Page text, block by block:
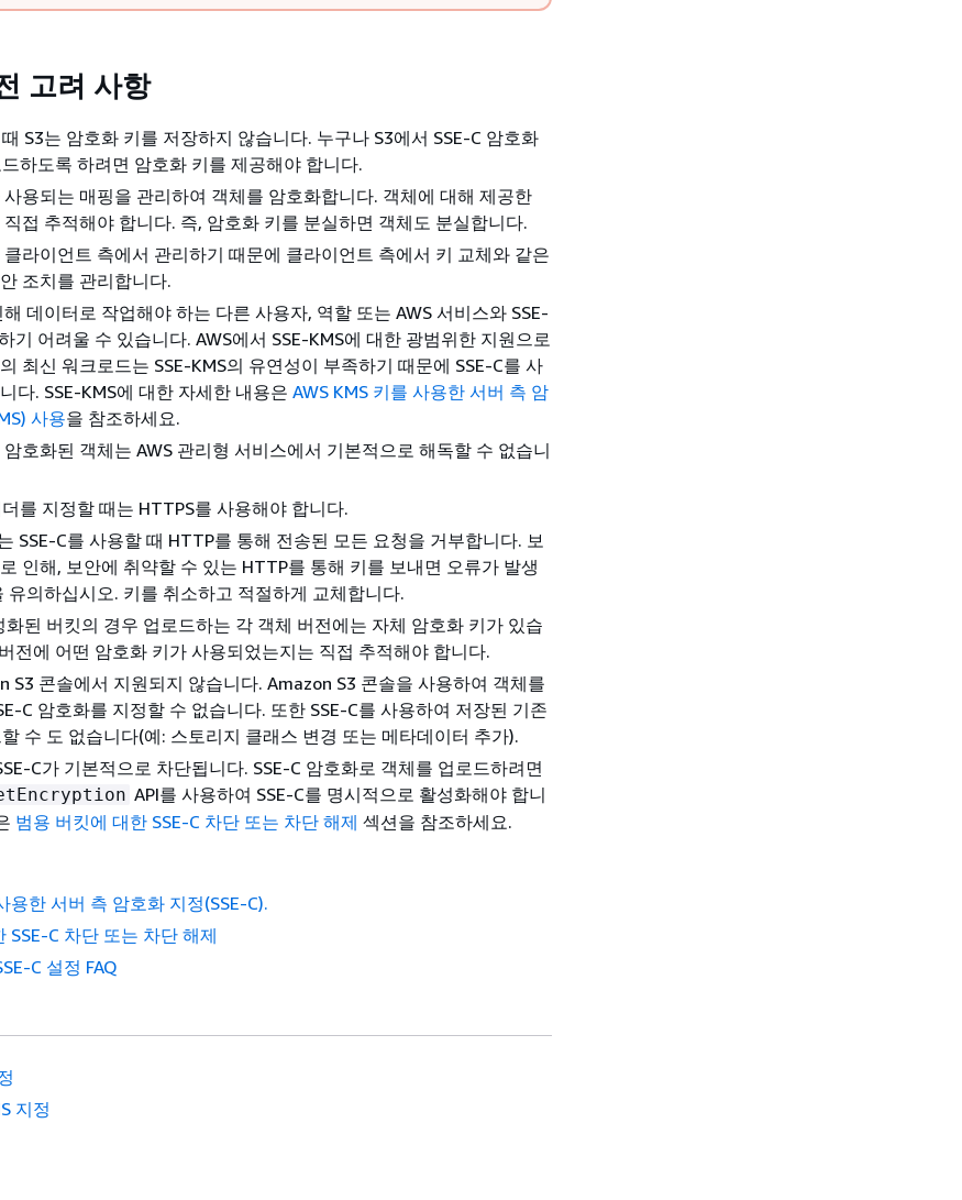
고려 사항
S3는 암호화 키를 저장하지 않습니다. 누구나 S3에서 SSE-C 암호화
하도록 하려면 암호화 키를 제공해야 합니다.
용되는 매핑을 관리하여 객체를 암호화합니다. 객체에 대해 제공한
접 추적해야 합니다. 즉, 암호화 키를 분실하면 객체도 분실합니다.
라이언트 측에서 관리하기 때문에 클라이언트 측에서 키 교체와 같은
조치를 관리합니다.
데이터로 작업해야 하는 다른 사용자, 역할 또는 AWS 서비스와 SSE-
기 어려울 수 있습니다. AWS에서 SSE-KMS에 대한 광범위한 지원으로
최신 워크로드는 SSE-KMS의 유연성이 부족하기 때문에 SSE-C를 사
다. SSE-KMS에 대한 자세한 내용은 AWS KMS 키를 사용한 서버 측 암
사용을 참조하세요.
암호화된 객체는 AWS 관리형 서비스에서 기본적으로 해독할 수 없습니
더를 지정할 때는 HTTPS를 사용해야 합니다.
SSE-C를 사용할 때 HTTP를 통해 전송된 모든 요청을 거부합니다. 보
인해, 보안에 취약할 수 있는 HTTP를 통해 키를 보내면 오류가 발생
유의하십시오. 키를 취소하고 적절하게 교체합니다.
화된 버킷의 경우 업로드하는 각 객체 버전에는 자체 암호화 키가 있습
전에 어떤 암호화 키가 사용되었는지는 직접 추적해야 합니다.
S3 콘솔에서 지원되지 않습니다. Amazon S3 콘솔을 사용하여 객체를
C 암호화를 지정할 수 없습니다. 또한 SSE-C를 사용하여 저장된 기존
수 도 없습니다(예: 스토리지 클래스 변경 또는 메타데이터 추가).
C가 기본적으로 차단됩니다. SSE-C 암호화로 객체를 업로드하려면
API를 사용하여 SSE-C를 명시적으로 활성화해야 합니
범용 버킷에 대한 SSE-C 차단 또는 차단 해제 섹션을 참조하세요.
용한 서버 측 암호화 지정(SSE-C).
SSE-C 차단 또는 차단 해제
C 설정 FAQ
지정